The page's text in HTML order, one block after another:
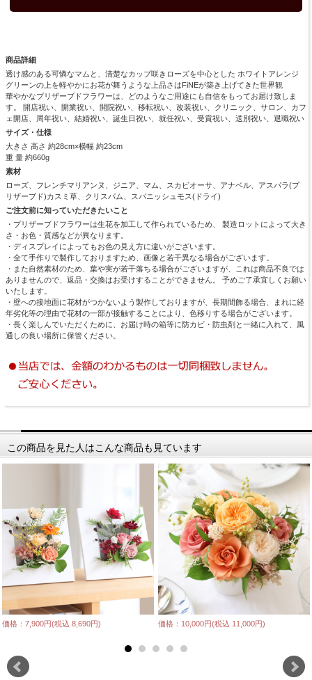
商品詳細
透け感のある可憐なマムと、清楚なカップ咲きローズを中心とした ホワイトアレンジ
グリーンの上を軽やかにお花が舞うような上品さはFiNEが築き上げてきた世界観
華やかなプリザーブドフラワーは、どのようなご用途にも自信をもってお届け致しま
す。 開店祝い、開業祝い、開院祝い、移転祝い、改装祝い、クリニック、サロン、カフ
ェ開店、周年祝い、結婚祝い、誕生日祝い、就任祝い、受賞祝い、送別祝い、退職祝い
サイズ・仕様
大きさ 高さ 約28cm×横幅 約23cm
重 量 約660g
素材
ローズ、フレンチマリアンヌ、ジニア、マム、スカビオーサ、アナベル、アスパラ(プ
リザーブド)カスミ草、クリスパム、スパニッシュモス(ドライ)
ご注文前に知っていただきたいこと
・プリザーブドフラワーは生花を加工して作られているため、 製造ロットによって大き
さ・お色・質感などが異なります。
・ディスプレイによってもお色の見え方に違いがございます。
・全て手作りで製作しておりますため、画像と若干異なる場合がございます。
・また自然素材のため、葉や実が若干落ちる場合がございますが、これは商品不良では
ありませんので、返品・交換はお受けすることができません。 予めご了承宜しくお願い
いたします。
・壁への接地面に花材がつかないよう製作しておりますが、長期間飾る場合、まれに経
年劣化等の理由で花材の一部が接触することにより、色移りする場合がございます。
・長く楽しんでいただくために、お届け時の箱等に防カビ・防虫剤と一緒に入れて、風
通しの良い場所に保管ください。
この商品を見た人はこんな商品も見ています
価格：7,900円(税込 8,690円) 価格：10,000円(税込 11,000円)